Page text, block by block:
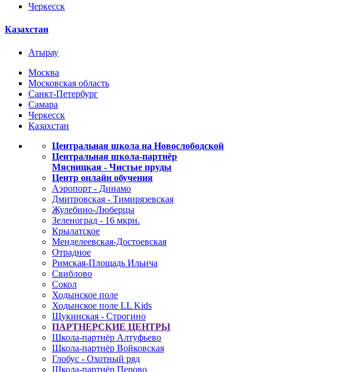
Черкесск
Казахстан
Атырау
Москва
Московская область
Санкт-Петербург
Самара
Черкесск
Казахстан
Центральная школа на Новослободской
Центральная школа-партнёр
Мясницкая - Чистые пруды
Центр онлайн обучения
Аэропорт - Динамо
Дмитровская - Тимирязевская
Жулебино-Люберцы
Зеленоград - 16 мкрн.
Крылатское
Менделеевская-Достоевская
Отрадное
Римская-Площадь Ильича
Свиблово
Сокол
Ходынское поле
Ходынское поле LL Kids
Щукинская - Строгино
ПАРТНЕРСКИЕ ЦЕНТРЫ
Школа-партнёр Алтуфьево
Школа-партнёр Войковская
Глобус - Охотный ряд
Школа-партнёр Перово